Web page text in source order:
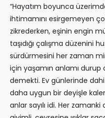
“Hayatım boyunca
ihtimamını esirgemeyen
zikrederken, eşinin engin
taşıdığı çalışma düzenini
sürdürmesini her zaman
için yaşamın anlamı durup
demekti. Ev günlerinde
daha uygun bir deyişle
anlar sayılı idi. Her zamanki